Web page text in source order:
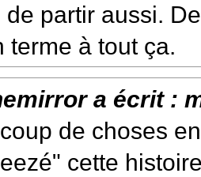
de partir aussi.
terme à tout ça.
a écrit :
de choses
cette